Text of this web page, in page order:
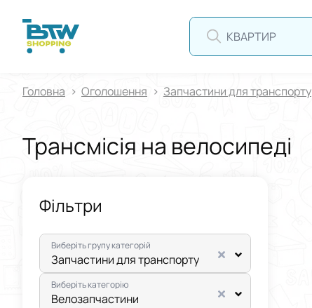
КВАРТИРА
Головна Оголошення Запчастини для транспорту
Трансмісія на велосипеді
Фільтри
Виберіть групу категорій
Запчастини для транспорту
Виберіть категорію
Велозапчастини